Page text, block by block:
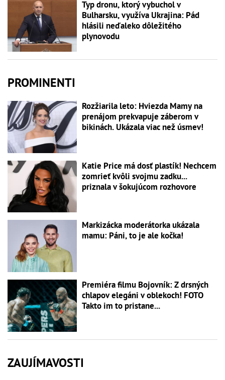
Typ dronu, ktorý vybuchol v
Bulharsku, využíva Ukrajina: Pád
hlásili neďaleko dôležitého
plynovodu
PROMINENTI
Rozžiarila leto: Hviezda Mamy na
prenájom prekvapuje záberom v
bikinách. Ukázala viac než úsmev!
Katie Price má dosť plastík! Nechcem
zomrieť kvôli svojmu zadku...
priznala v šokujúcom rozhovore
Markizácka moderátorka ukázala
mamu: Páni, to je ale kočka!
Premiéra filmu Bojovník: Z drsných
chlapov elegáni v oblekoch! FOTO
Takto im to pristane...
ZAUJÍMAVOSTI